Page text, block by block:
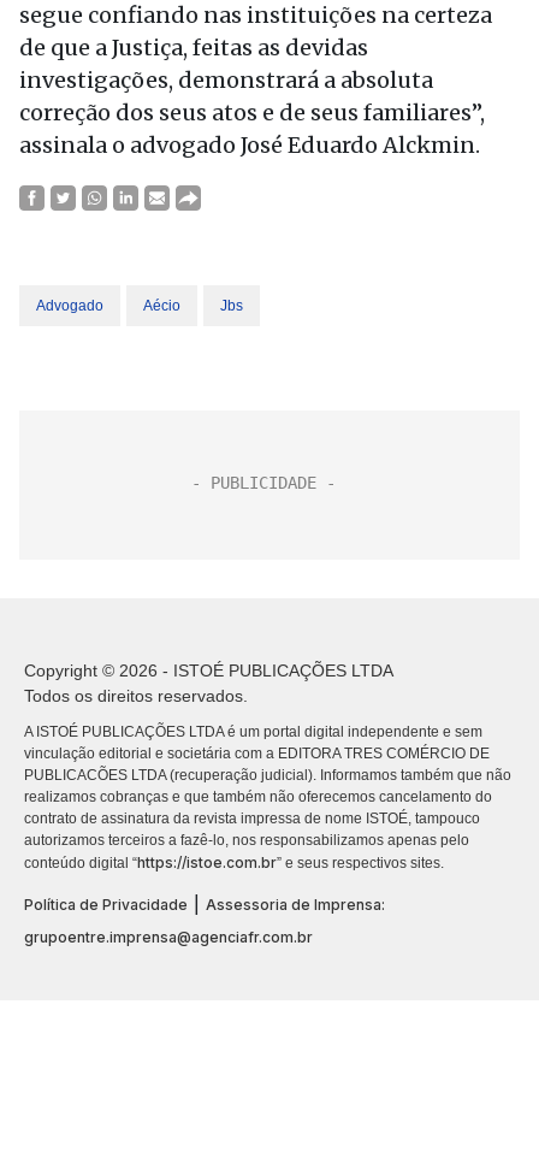
segue confiando nas instituições na certeza
de que a Justiça, feitas as devidas
investigações, demonstrará a absoluta
correção dos seus atos e de seus familiares”,
assinala o advogado José Eduardo Alckmin.
Advogado Aécio Jbs
Copyright © 2026 - ISTOÉ PUBLICAÇÕES LTDA
Todos os direitos reservados.
A ISTOÉ PUBLICAÇÕES LTDA é um portal digital independente e sem
vinculação editorial e societária com a EDITORA TRES COMÉRCIO DE
PUBLICACÕES LTDA (recuperação judicial). Informamos também que não
realizamos cobranças e que também não oferecemos cancelamento do
contrato de assinatura da revista impressa de nome ISTOÉ, tampouco
autorizamos terceiros a fazê-lo, nos responsabilizamos apenas pelo
conteúdo digital “https://istoe.com.br” e seus respectivos sites.
Política de Privacidade
Assessoria de Imprensa:
grupoentre.imprensa@agenciafr.com.br